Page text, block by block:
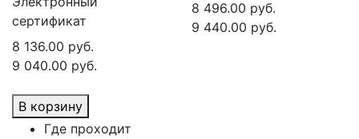
сертификат
8 136.00 руб.
9 040.00 руб.
8 496.00 руб.
9 440.00 руб.
В корзину
Где проходит